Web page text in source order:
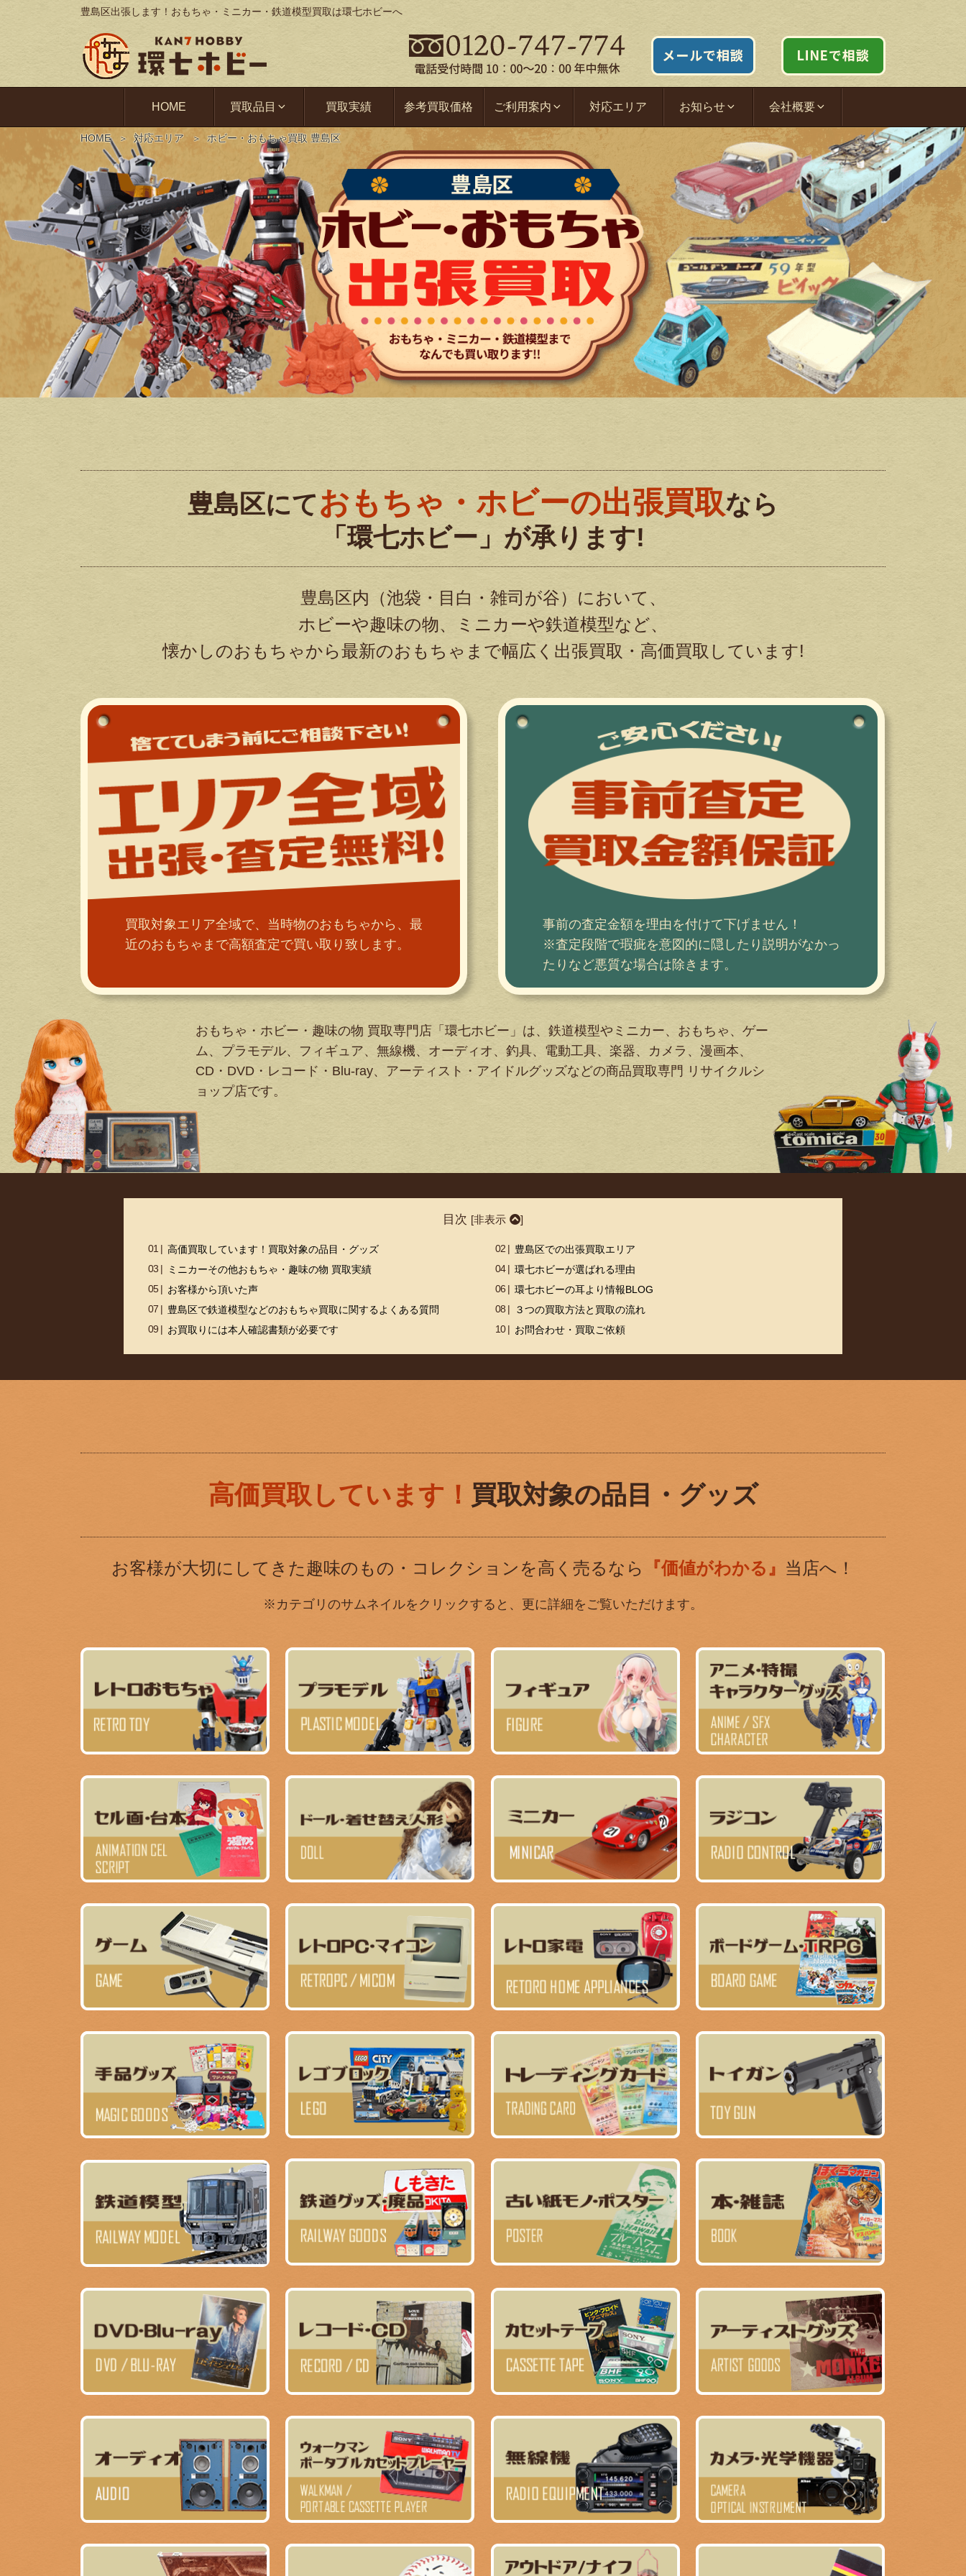
豊島区出張します！おもちゃ・ミニカー・鉄道模型買取は環七ホビーへ
HOME 買取品目 買取実績 参考買取価格 ご利用案内 対応エリア お知らせ 会社概要
HOME 対応エリア ホビー・おもちゃ買取 豊島区
豊島区にておもちゃ・ホビーの出張買取なら
「環七ホビー」が承ります!
豊島区内（池袋・目白・雑司が谷）において、
ホビーや趣味の物、ミニカーや鉄道模型など、
懐かしのおもちゃから最新のおもちゃまで幅広く出張買取・高価買取しています!
買取対象エリア全域で、当時物のおもちゃから、最
近のおもちゃまで高額査定で買い取り致します。
事前の査定金額を理由を付けて下げません！
※査定段階で瑕疵を意図的に隠したり説明がなかっ
たりなど悪質な場合は除きます。
おもちゃ・ホビー・趣味の物 買取専門店「環七ホビー」は、鉄道模型やミニカー、おもちゃ、ゲー
ム、プラモデル、フィギュア、無線機、オーディオ、釣具、電動工具、楽器、カメラ、漫画本、
CD・DVD・レコード・Blu-ray、アーティスト・アイドルグッズなどの商品買取専門 リサイクルシ
ョップ店です。
目次 [非表示 ]
高価買取しています！買取対象の品目・グッズ
豊島区での出張買取エリア
ミニカーその他おもちゃ・趣味の物 買取実績
環七ホビーが選ばれる理由
お客様から頂いた声
環七ホビーの耳より情報BLOG
豊島区で鉄道模型などのおもちゃ買取に関するよくある質問
３つの買取方法と買取の流れ
お買取りには本人確認書類が必要です
お問合わせ・買取ご依頼
高価買取しています！ 買取対象の品目・グッズ
お客様が大切にしてきた趣味のもの・コレクションを高く売るなら 『価値がわかる』 当店へ！
※カテゴリのサムネイルをクリックすると、更に詳細をご覧いただけます。